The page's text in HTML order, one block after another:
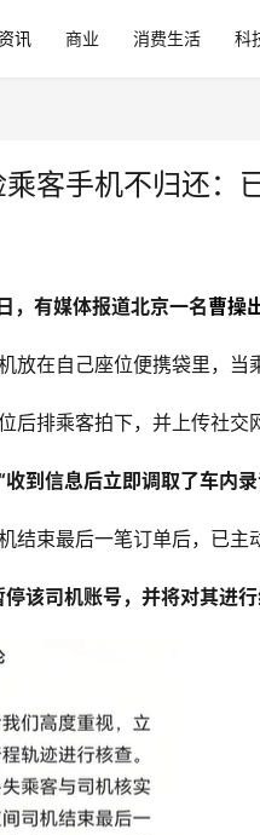
讯 商业 消费生活 科
客手机不归还：
，有媒体报道北京一名曹操
放在自己座位便携袋里，当
后排乘客拍下，并上传社交
收到信息后立即调取了车内
结束最后一笔订单后，已主
该司机账号，并将对其进